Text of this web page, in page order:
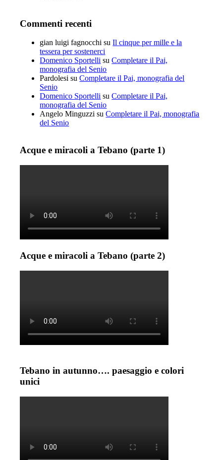
Commenti recenti
gian luigi fagnocchi suIl cinque per mille e la
tessera per sostenerci
Domenico Sportelli suCompletare il Pai,
monografia del Senio
Pardolesi suCompletare il Pai, monografia del
Senio
Domenico Sportelli suCompletare il Pai,
monografia del Senio
Angelo Minguzzi suCompletare il Pai, monografia
del Senio
Acque e miracoli a Tebano (parte 1)
Acque e miracoli a Tebano (parte 2)
Tebano in autunno…. paesaggio e colori
unici